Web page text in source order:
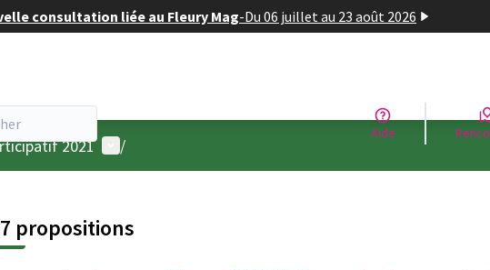
consultation liée au Fleury Mag-Du 06 juillet au 23 août 2026
Aide
2021 Menu utilisateur
/
propositions